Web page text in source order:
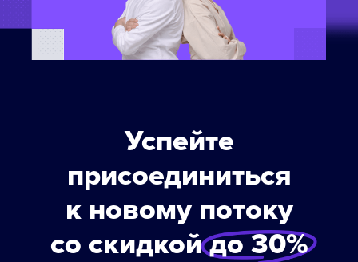
Успейте
присоединиться
к новому потоку
со скидкойдо 30%